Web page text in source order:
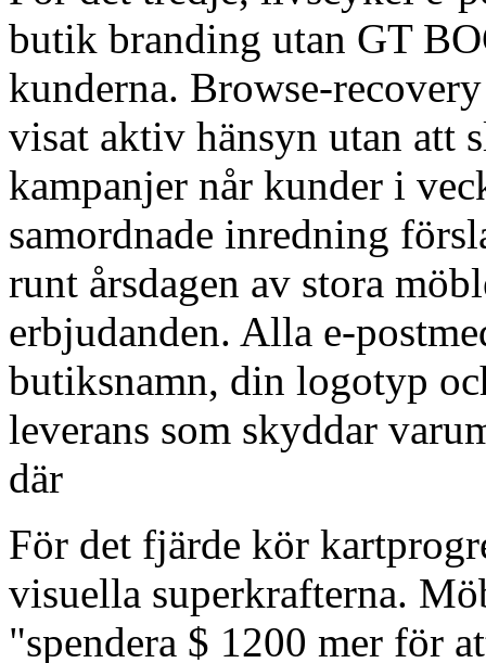
butik branding utan GT
kunderna. Browse-
visat aktiv hänsyn utan att
kampanjer når kunder i
samordnade inredning
runt årsdagen av stora
erbjudanden. Alla e-
butiksnamn, din logotyp
leverans som skyddar
där
För det fjärde kör
visuella superkrafterna.
"spendera $ 1200 mer för